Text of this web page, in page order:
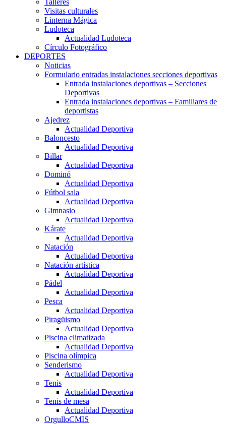
Talleres
Visitas culturales
Linterna Mágica
Ludoteca
Actualidad Ludoteca
Círculo Fotográfico
DEPORTES
Noticias
Formulario entradas instalaciones secciones deportivas
Entrada instalaciones deportivas – Secciones
Deportivas
Entrada instalaciones deportivas – Familiares de
deportistas
Ajedrez
Actualidad Deportiva
Baloncesto
Actualidad Deportiva
Billar
Actualidad Deportiva
Dominó
Actualidad Deportiva
Fútbol sala
Actualidad Deportiva
Gimnasio
Actualidad Deportiva
Kárate
Actualidad Deportiva
Natación
Actualidad Deportiva
Natación artística
Actualidad Deportiva
Pádel
Actualidad Deportiva
Pesca
Actualidad Deportiva
Piragüismo
Actualidad Deportiva
Piscina climatizada
Actualidad Deportiva
Piscina olímpica
Senderismo
Actualidad Deportiva
Tenis
Actualidad Deportiva
Tenis de mesa
Actualidad Deportiva
OrgulloCMIS